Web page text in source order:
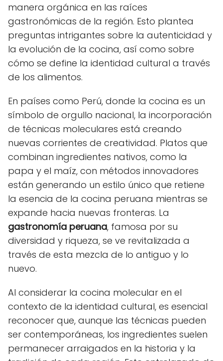
manera orgánica en las raíces
gastronómicas de la región. Esto plantea
preguntas intrigantes sobre la autenticidad y
la evolución de la cocina, así como sobre
cómo se define la identidad cultural a través
de los alimentos.
En países como Perú, donde la cocina es un
símbolo de orgullo nacional, la incorporación
de técnicas moleculares está creando
nuevas corrientes de creatividad. Platos que
combinan ingredientes nativos, como la
papa y el maíz, con métodos innovadores
están generando un estilo único que retiene
la esencia de la cocina peruana mientras se
expande hacia nuevas fronteras. La
gastronomía peruana, famosa por su
diversidad y riqueza, se ve revitalizada a
través de esta mezcla de lo antiguo y lo
nuevo.
Al considerar la cocina molecular en el
contexto de la identidad cultural, es esencial
reconocer que, aunque las técnicas pueden
ser contemporáneas, los ingredientes suelen
permanecer arraigados en la historia y la